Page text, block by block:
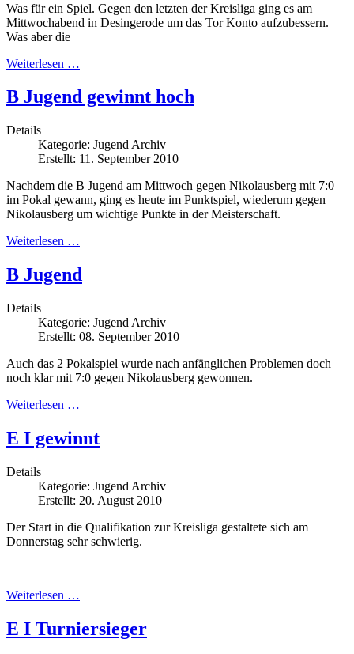
Was für ein Spiel. Gegen den letzten der Kreisliga ging es am
Mittwochabend in Desingerode um das Tor Konto aufzubessern.
Was aber die
Weiterlesen …
B Jugend gewinnt hoch
Details
Kategorie: Jugend Archiv
Erstellt: 11. September 2010
Nachdem die B Jugend am Mittwoch gegen Nikolausberg mit 7:0
im Pokal gewann, ging es heute im Punktspiel, wiederum gegen
Nikolausberg um wichtige Punkte in der Meisterschaft.
Weiterlesen …
B Jugend
Details
Kategorie: Jugend Archiv
Erstellt: 08. September 2010
Auch das 2 Pokalspiel wurde nach anfänglichen Problemen doch
noch klar mit 7:0 gegen Nikolausberg gewonnen.
Weiterlesen …
E I gewinnt
Details
Kategorie: Jugend Archiv
Erstellt: 20. August 2010
Der Start in die Qualifikation zur Kreisliga gestaltete sich am
Donnerstag sehr schwierig.
Weiterlesen …
E I Turniersieger